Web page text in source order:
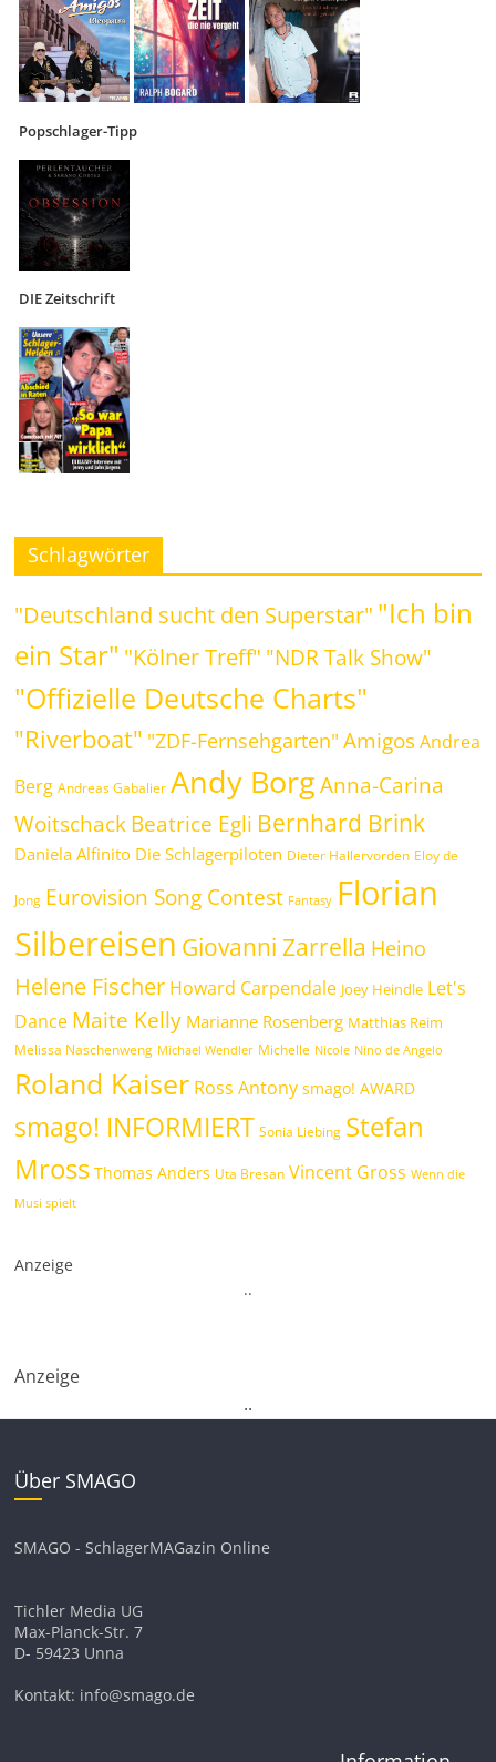
Popschlager-Tipp
DIE Zeitschrift
Schlagwörter
"Deutschland sucht den Superstar" "Ich bin
ein Star" "Kölner Treff" "NDR Talk Show"
"Offizielle Deutsche Charts"
"Riverboat" "ZDF-Fernsehgarten" Amigos Andrea
Berg Andreas Gabalier Andy Borg Anna-Carina
WoitschackBeatrice Egli Bernhard Brink
Daniela Alfinito Die Schlagerpiloten Dieter Hallervorden Eloy de
Jong Eurovision Song Contest Fantasy Florian
Silbereisen Giovanni Zarrella Heino
Helene Fischer Howard Carpendale Joey Heindle Let's
Dance Maite Kelly Marianne Rosenberg Matthias Reim
Melissa Naschenweng Michael Wendler Michelle Nicole Nino de Angelo
Roland Kaiser Ross Antony smago! AWARD
smago! INFORMIERT Sonia Liebing Stefan
Mross Thomas Anders Uta Bresan Vincent Gross Wenn die
Musi spielt
Anzeige
..
Anzeige
..
Über SMAGO
SMAGO - SchlagerMAGazin Online
Tichler Media UG
Max-Planck-Str. 7
D- 59423 Unna
Kontakt: info@smago.de